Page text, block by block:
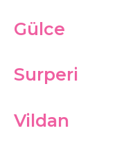
Gülce
Surperi
Vildan